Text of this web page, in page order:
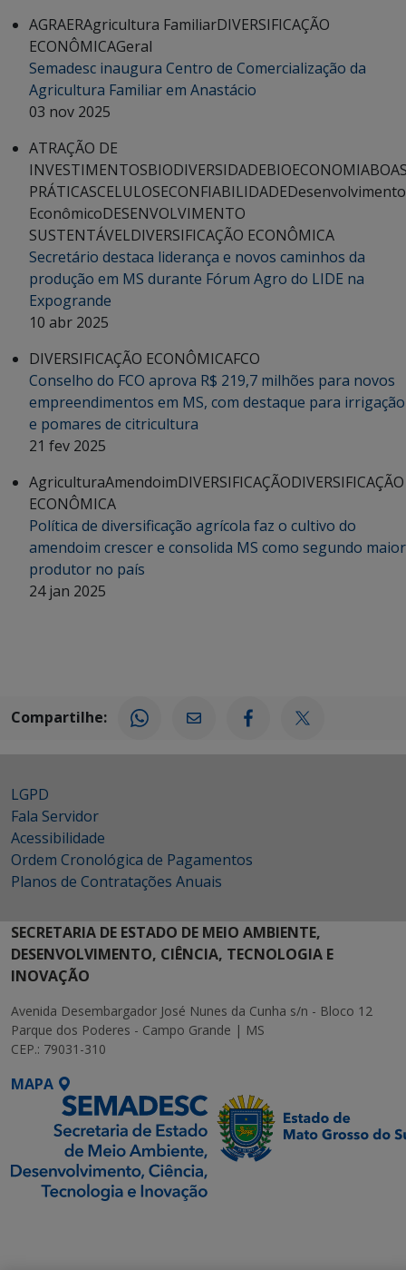
AGRAERAgricultura FamiliarDIVERSIFICAÇÃO
ECONÔMICAGeral
Semadesc inaugura Centro de Comercialização da
Agricultura Familiar em Anastácio
03 nov 2025
ATRAÇÃO DE
INVESTIMENTOSBIODIVERSIDADEBIOECONOMIA
PRÁTICASCELULOSECONFIABILIDADEDesenvolvimento
EconômicoDESENVOLVIMENTO
SUSTENTÁVELDIVERSIFICAÇÃO ECONÔMICA
Secretário destaca liderança e novos caminhos da
produção em MS durante Fórum Agro do LIDE na
Expogrande
10 abr 2025
DIVERSIFICAÇÃO ECONÔMICAFCO
Conselho do FCO aprova R$ 219,7 milhões para novos
empreendimentos em MS, com destaque para irrigação
e pomares de citricultura
21 fev 2025
AgriculturaAmendoimDIVERSIFICAÇÃODIVERSIFICAÇÃO
ECONÔMICA
Política de diversificação agrícola faz o cultivo do
amendoim crescer e consolida MS como segundo maior
produtor no país
24 jan 2025
Compartilhe:
LGPD
Fala Servidor
Acessibilidade
Ordem Cronológica de Pagamentos
Planos de Contratações Anuais
SECRETARIA DE ESTADO DE MEIO AMBIENTE,
DESENVOLVIMENTO, CIÊNCIA, TECNOLOGIA E
INOVAÇÃO
Avenida Desembargador José Nunes da Cunha s/n - Bloco 12
Parque dos Poderes - Campo Grande | MS
CEP.: 79031-310
MAPA